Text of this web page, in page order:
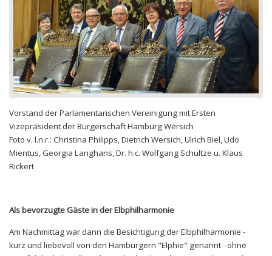
Vorstand der Parlamentarischen Vereinigung mit Ersten
Vizepräsident der Bürgerschaft Hamburg Wersich
Foto v. l.n.r.: Christina Philipps, Dietrich Wersich, Ulrich Biel, Udo
Mientus, Georgia Langhans, Dr. h.c. Wolfgang Schultze u. Klaus
Rickert
Als bevorzugte Gäste in der Elbphilharmonie
Am Nachmittag war dann die Besichtigung der Elbphilharmonie -
kurz und liebevoll von den Hamburgern "Elphie" genannt - ohne